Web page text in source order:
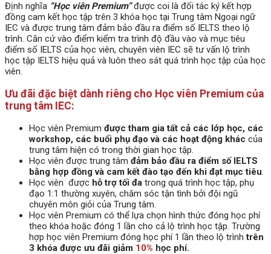
Định nghĩa “Học viên Premium”được coi là đối tác ký kết hợp
đồng cam kết học tập trên 3 khóa học tại Trung tâm Ngoại ngữ
IEC và được trung tâm đảm bảo đầu ra điểm số IELTS theo lộ
trình. Căn cứ vào điểm kiểm tra trình độ đầu vào và mục tiêu
điểm số IELTS của học viên, chuyên viên IEC sẽ tư vấn lộ trình
học tập IELTS hiệu quả và luôn theo sát quá trình học tập của học
viên.
Ưu đãi đặc biệt dành riêng cho Học viên Premium của
trung tâm IEC:
Học viên Premium được tham gia tất cả các lớp học, các
workshop, các buổi phụ đạo và các hoạt động khác của
trung tâm hiện có trong thời gian học tập.
Học viên được trung tâm đảm bảo đầu ra điểm số IELTS
bằng hợp đồng và cam kết đào tạo đến khi đạt mục tiêu
Học viên được hỗ trợ tối đa trong quá trình học tập, phụ
đạo 1:1 thường xuyên, chăm sóc tận tình bởi đội ngũ
chuyên môn giỏi của Trung tâm.
Học viên Premium có thể lựa chọn hình thức đóng học phí
theo khóa hoặc đóng 1 lần cho cả lộ trình học tập. Trường
hợp học viên Premium đóng học phí 1 lần theo lộ trình trên
3 khóa được ưu đãi giảm 10% học phí.